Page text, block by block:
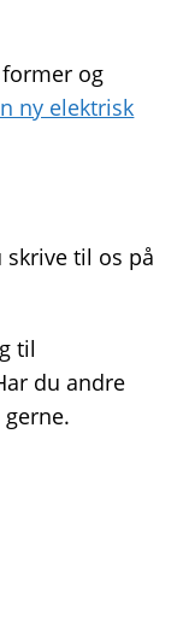
og
ny elektrisk
til os på
til
du andre